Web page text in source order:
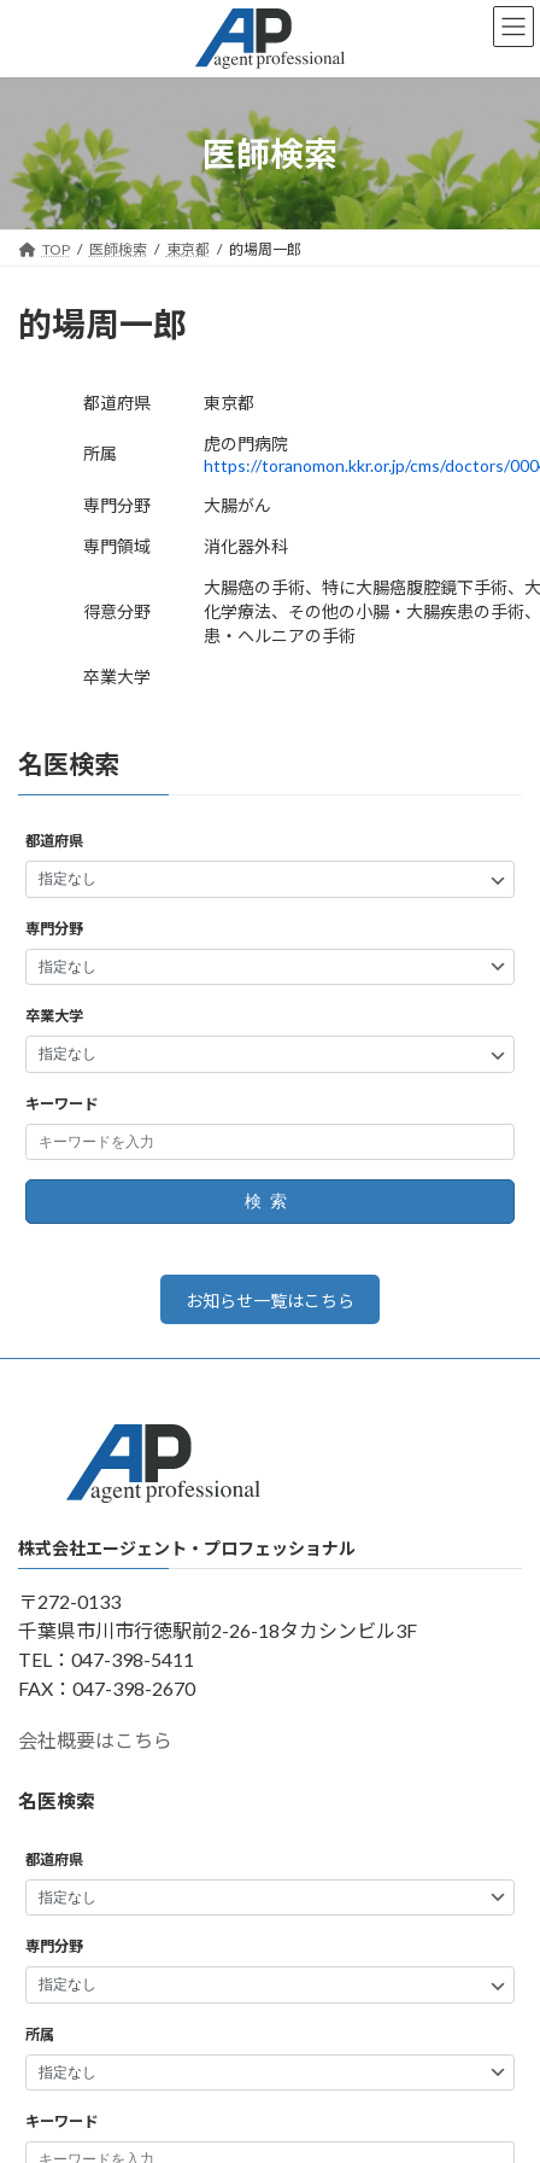
ン
キ
プ
ー
に
動
医師検索
TOP 医師検索 東京都 的場周一郎
的場周一郎
都道府県 東京都
所属
虎の門病院
https://toranomon.kkr.or.jp/cms/doctors/
専門分野
大腸がん
専門領域
消化器外科
得意分野
大腸癌の手術、特に大腸癌腹腔鏡下手術、
化学療法、その他の小腸・大腸疾患の手術
患・ヘルニアの手術
卒業大学
名医検索
都道府県
専門分野
卒業大学
キーワード
検索
お知らせ一覧はこちら
株式会社エージェント・プロフェッショナル
〒272-0133
千葉県市川市行徳駅前2-26-18タカシンビル3F
TEL：047-398-5411
FAX：047-398-2670
会社概要はこちら
名医検索
都道府県
専門分野
所属
キーワード